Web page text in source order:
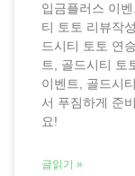
입금플러스 이
티 토토 리뷰작
드시티 토토 연
트, 골드시티 토
이벤트, 골드시
서 푸짐하게 준
요!
글읽기 »